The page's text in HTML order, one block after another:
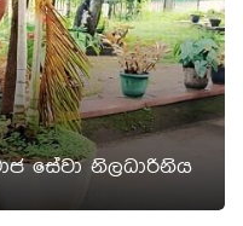
සේවා නිලධාරිනිය